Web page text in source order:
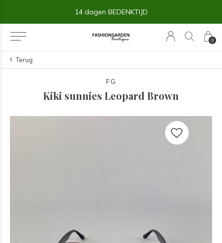
0
14 dagen BEDENKTIJD
Terug
FG
Kiki sunnies Leopard Brown